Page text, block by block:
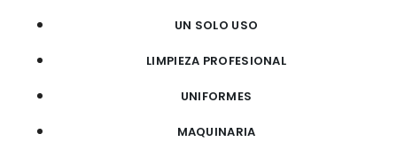
UN SOLO USO
LIMPIEZA PROFESIONAL
UNIFORMES
MAQUINARIA